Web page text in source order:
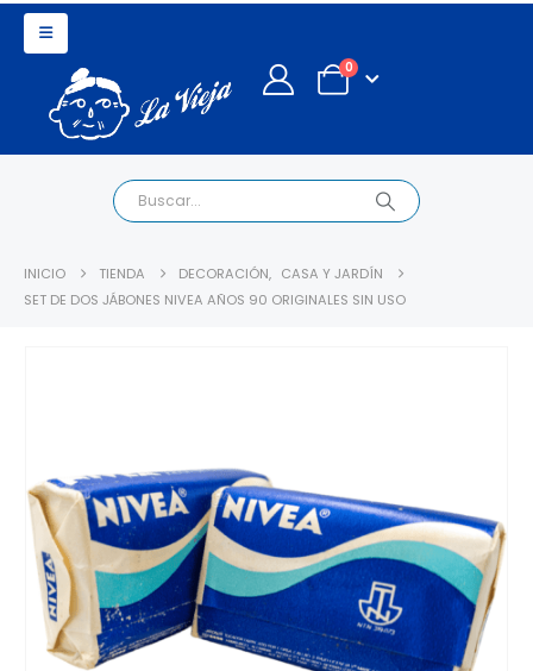
0
INICIO TIENDA DECORACIÓN, CASA Y JARDÍN
SET DE DOS JÁBONES NIVEA AÑOS 90 ORIGINALES SIN USO